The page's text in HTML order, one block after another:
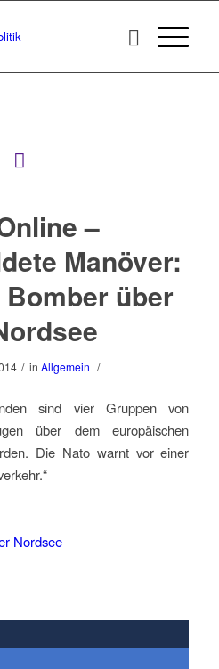
–
Manöver:
über
/ inAllgemein /
sind vier Gruppen von
über dem europäischen
Die Nato warnt vor einer
Nordsee